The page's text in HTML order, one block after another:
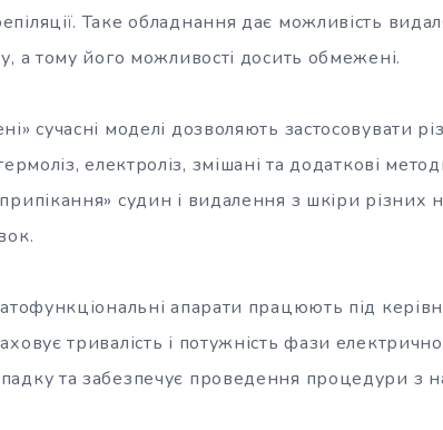
Таке обладнання дає можливість
а тому його можливості досить обмежені.
сучасні моделі дозволяють застосовувати
електроліз, змішані та додаткові
судин і видалення з шкіри різних
апарати працюють під
тривалість і потужність фази
та забезпечує проведення процедури з